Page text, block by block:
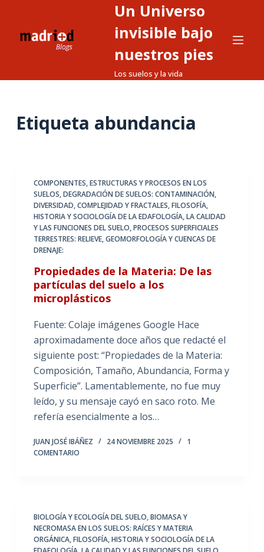
Un Universo
invisible bajo
nuestros pies
Los suelos y la vida
Etiqueta abundancia
COMPONENTES, ESTRUCTURAS Y PROCESOS EN LOS
SUELOS,DEGRADACIÓN DE SUELOS: CONTAMINACIÓN,
DIVERSIDAD, COMPLEJIDAD Y FRACTALES,FILOSOFÍA,
HISTORIA Y SOCIOLOGÍA DE LA EDAFOLOGÍA,LA CALIDAD
Y LAS FUNCIONES DEL SUELO,PROCESOS SUPERFICIALES
TERRESTRES: RELIEVE, GEOMORFOLOGÍA Y CUENCAS DE
DRENAJE:
Propiedades de la Materia: De las
partículas del suelo a los
microplásticos
Fuente: Colaje imágenes Google Hace
aproximadamente doce años que redacté el
siguiente post: “Propiedades de la Materia:
Composición, Tamaño, Abundancia, Forma y
Superficie”. Lamentablemente, no fue muy
leído, y su mensaje cayó en saco roto. Me
refería esencialmente a los…
JUAN JOSÉ IBÁÑEZ 24 NOVIEMBRE 2025
1
COMENTARIO
BIOLOGÍA Y ECOLOGÍA DEL SUELO,BIOMASA Y
NECROMASA EN LOS SUELOS: RAÍCES Y MATERIA
ORGÁNICA,FILOSOFÍA, HISTORIA Y SOCIOLOGÍA DE LA